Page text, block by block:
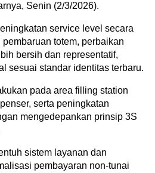
Senin (2/3/2026).
service level secara
totem, perbaikan
bersih dan representatif,
sesuai standar identitas terbaru.
pada area filling station
serta peningkatan
mengedepankan prinsip 3S
sistem layanan dan
pembayaran non-tunai